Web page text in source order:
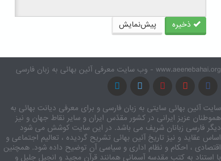
ذخیره پیش‌نمایش
www.aeenebahai.org - وب سایت معرفی آئین بهائی به زبان فارسی
سایت آئین بهائی سایتی به زبان فارسی و برای معرفی دیانت بهائی به
هموطنان عزیز ایرانی در کشور مقدّس ایران و سایر نقاط جهان و نیز
دیگر فارسی زبانان شریف می باشد. در این سایت کوشش می شود
اساس عقاید و نیز تاریخ آئین بهائی تشریح گردیده ، تعالیم اجتماعی و
اقتصادی ، احکام و نظام اداری و سیاسی آن توضیح داده شود. همچنین
با استناد به کتب مقدسه آسمانی همانند قرآن مجید و انجیل جلیل و